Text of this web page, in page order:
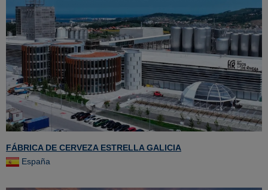
FÁBRICA DE CERVEZA ESTRELLA GALICIA
España